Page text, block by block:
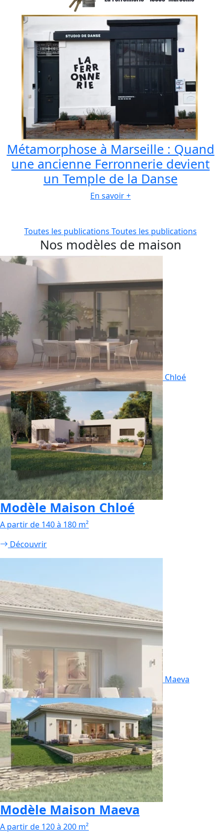
Métamorphose à Marseille : Quand
une ancienne Ferronnerie devient
un Temple de la Danse
En savoir +
Toutes les publications Toutes les publications
Nos modèles de maison
Chloé
Modèle Maison Chloé
A partir de 140 à 180 m²
Découvrir
Maeva
Modèle Maison Maeva
A partir de 120 à 200 m²